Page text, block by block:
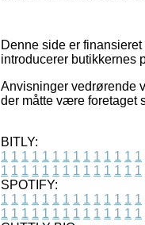
Denne side er
introducerer butikkernes
Anvisninger vedrørende
der måtte være foretaget
BITLY:
1 1 1 1 1 1 1 1 1 1 1 1 1 1
1 1 1 1 1 1 1 1 1 1 1 1 1 1
SPOTIFY:
1 1 1 1 1 1 1 1 1 1 1 1 1 1
1 1 1 1 1 1 1 1 1 1 1 1 1 1